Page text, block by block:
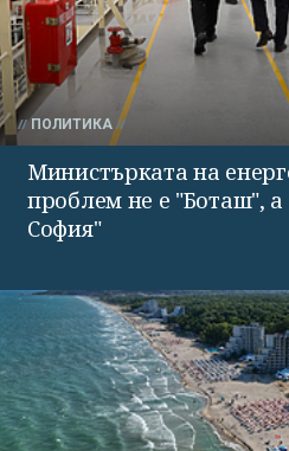
ПОЛИТИКА
Министърката на
проблем не е "Боташ",
София"